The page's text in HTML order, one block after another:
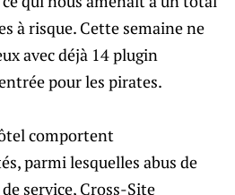
à risque. Cette semaine ne
avec déjà 14 plugin
pour les pirates.
comportent
parmi lesquelles abus de
service, Cross-Site